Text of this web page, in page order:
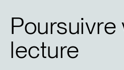
Poursuivre
lecture